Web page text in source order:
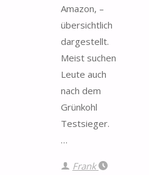
Amazon, –
übersichtlich
dargestellt.
Meist suchen
Leute auch
nach dem
Grünkohl
Testsieger.
…
Frank